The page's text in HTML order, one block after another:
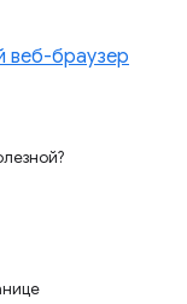
веб-браузер